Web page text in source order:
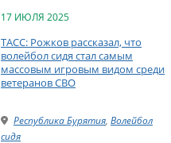
17 ИЮЛЯ 2025
ТАСС: Рожков рассказал, что
волейбол сидя стал самым
массовым игровым видом среди
ветеранов СВО
Республика Бурятия, Волейбол
сидя